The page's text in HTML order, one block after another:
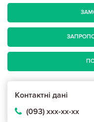
Контактні дані
(093) ххх-хх-хх